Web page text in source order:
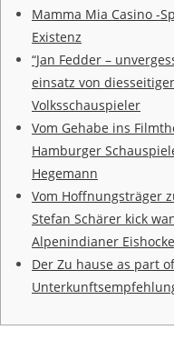
Mamma Mia Casino -
Existenz
“Jan Fedder –
einsatz von
Volksschauspieler
Vom Gehabe ins
Hamburger
Hegemann
Vom Hoffnungsträger
Stefan Schärer kick
Alpenindianer
Der Zu hause as part